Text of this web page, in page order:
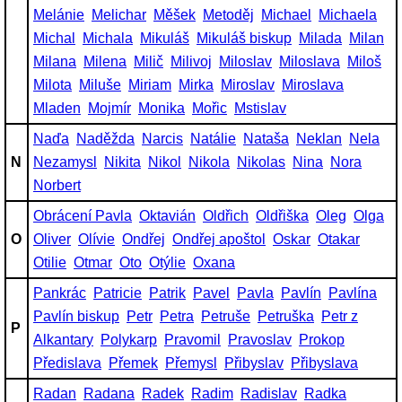
Melánie Melichar Měšek Metoděj Michael
Michaela
Michal
Michala Mikuláš Mikuláš biskup Milada
Milan
Milana
Milena Milič Milivoj Miloslav Miloslava
Miloš
Milota
Miluše Miriam Mirka Miroslav Miroslava
Mladen
Mojmír Monika Mořic Mstislav
N
Naďa Naděžda Narcis Natálie Nataša Neklan
Nela
Nezamysl
Nikita Nikol Nikola Nikolas Nina
Nora
Norbert
O
Obrácení Pavla Oktavián Oldřich Oldřiška Oleg Olga
Oliver Olívie Ondřej Ondřej apoštol Oskar Otakar
Otilie Otmar Oto Otýlie Oxana
P
Pankrác Patricie Patrik Pavel Pavla Pavlín
Pavlína
Pavlín biskup Petr Petra Petruše Petruška
Petr z
Alkantary Polykarp Pravomil Pravoslav Prokop
Předislava
Přemek Přemysl Přibyslav Přibyslava
Radan Radana Radek Radim Radislav Radka